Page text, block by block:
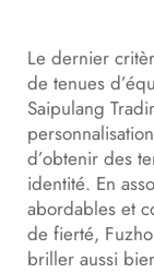
Le dernier
de tenues
Saipulang
d’obtenir des
identité. En
abordables et
de fierté,
briller aussi